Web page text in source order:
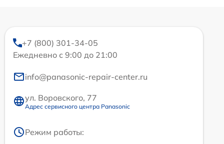
+7 (800) 301-34-05
Ежедневно с 9:00 до 21:00
info@panasonic-repair-center.ru
ул. Воровского, 77
Адрес сервисного центра Panasonic
Режим работы: